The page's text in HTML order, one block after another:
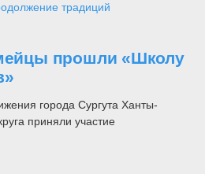
традиций
прошли «Школу
города Сургута Ханты-
приняли участие